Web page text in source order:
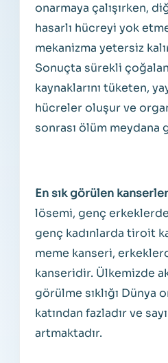
onarmaya çalışırken,
hasarlı hücreyi yok
mekanizma yetersiz
Sonuçta sürekli
kaynaklarını tüketen,
hücreler oluşur ve
sonrası ölüm meydana
En sık görülen
lösemi, genç
genç kadınlarda tiroit
meme kanseri,
kanseridir. Ülkemizde
görülme sıklığı Dünya
katından fazladır ve
artmaktadır.